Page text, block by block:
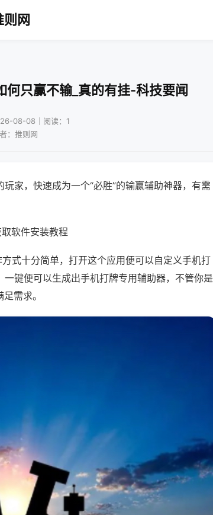
则网
只赢不输_真的有挂-科技要闻
08-08｜阅读：1
：推则网
家，快速成为一个“必胜”的输赢辅助神器，有需
软件安装教程
式十分简单，打开这个应用便可以自定义手机打
键便可以生成出手机打牌专用辅助器，不管你是
需求。